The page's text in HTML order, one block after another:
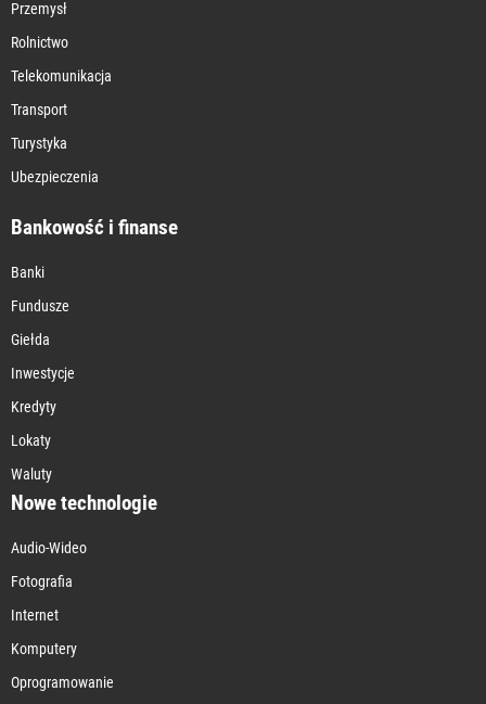
Przemysł
Rolnictwo
Telekomunikacja
Transport
Turystyka
Ubezpieczenia
Bankowość i finanse
Banki
Fundusze
Giełda
Inwestycje
Kredyty
Lokaty
Waluty
Nowe technologie
Audio-Wideo
Fotografia
Internet
Komputery
Oprogramowanie